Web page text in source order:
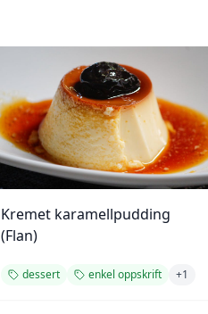
Kremet karamellpudding
(Flan)
dessert enkel oppskrift +1